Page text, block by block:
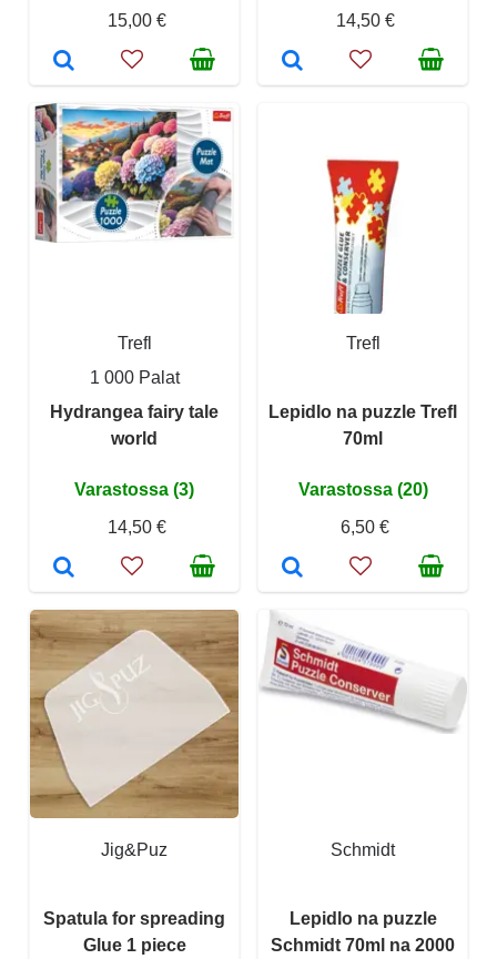
15,00 € 14,50 €
Trefl
1 000 Palat
Hydrangea fairy tale
world
Varastossa (3)
14,50 €
Trefl
Lepidlo na puzzle Trefl
70ml
Varastossa (20)
6,50 €
Jig&Puz
Spatula for spreading
Glue 1 piece
Schmidt
Lepidlo na puzzle
Schmidt 70ml na 2000